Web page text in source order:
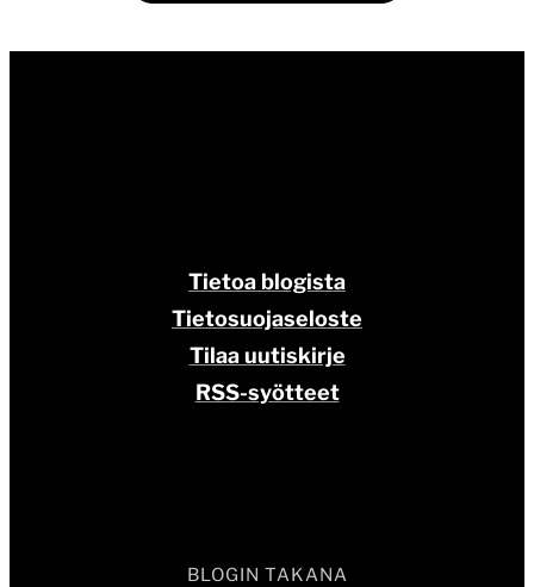
BLOGIN TAKANA
Tietoa blogista
Tietosuojaseloste
Tilaa uutiskirje
RSS-syötteet